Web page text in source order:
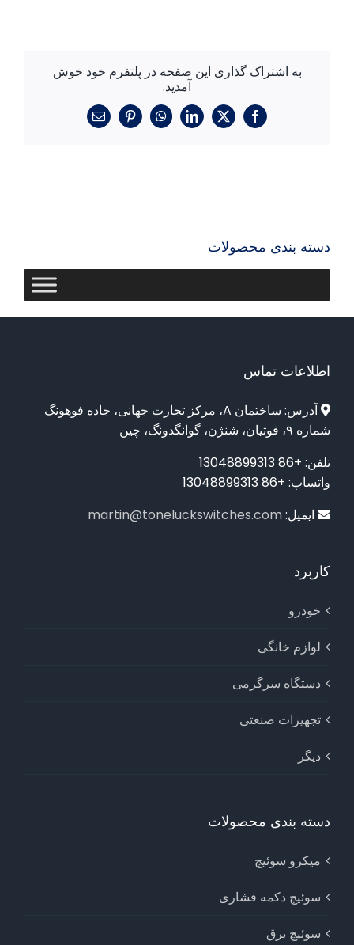
به اشتراک گذاری این صفحه در پلتفرم خود خوش
آمدید.
فیسبوک
X لینکدینواتساپپینترست
ایمیل
دسته بندی محصولات
اطلاعات تماس
آدرس: ساختمان A، مرکز تجارت جهانی، جاده فوهونگ
شماره ۹، فوتیان، شنژن، گوانگدونگ، چین
تلفن: +86 13048899313
واتساپ: +86 13048899313
ایمیل: martin@toneluckswitches.com
کاربرد
خودرو
لوازم خانگی
دستگاه سرگرمی
تجهیزات صنعتی
دیگر
دسته بندی محصولات
میکرو سوئیچ
سوئیچ دکمه فشاری
سوئیچ برق